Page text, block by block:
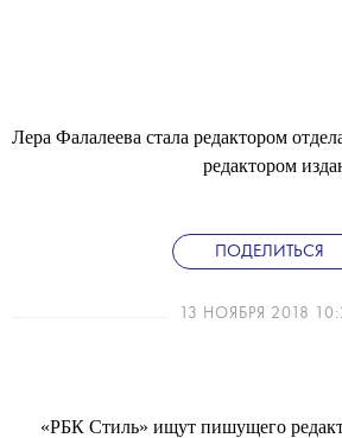
Лера Фалалеева стала редактором
редактором
ПОДЕЛИТЬСЯ
13 НОЯБРЯ 2018
«РБК Стиль» ищут пишущего